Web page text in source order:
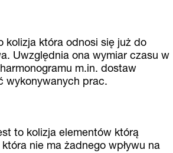
kolizja która odnosi się już do
Uwzględnia ona wymiar czasu w
m.in. dostaw
wykonywanych prac.
to kolizja elementów którą
nie ma żadnego wpływu na